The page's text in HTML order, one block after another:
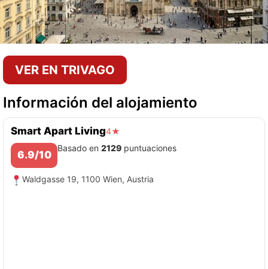
VER EN TRIVAGO
Información del alojamiento
Smart Apart Living4★
6.9/10
Basado en 2129 puntuaciones
Waldgasse 19, 1100 Wien, Austria